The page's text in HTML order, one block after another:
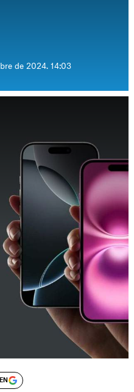
de 2024. 14:03